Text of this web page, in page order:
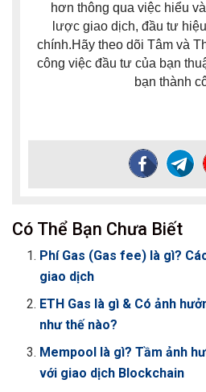
hơn thông qua việc hiểu
lược giao dịch, đầu tư
chính.Hãy theo dõi Tâm và
công việc đầu tư của bạn
bạn thành
Có Thể Bạn Chưa Biết
Phí Gas (Gas fee) là gì?
giao dịch
ETH Gas là gì & Có ảnh
như thế nào?
Mempool là gì? Tầm ảnh
với giao dịch Blockchain